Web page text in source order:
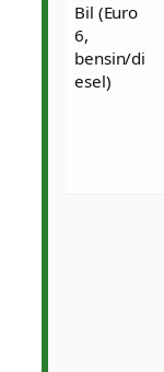
Bil (Euro
6,
bensin/di
esel)